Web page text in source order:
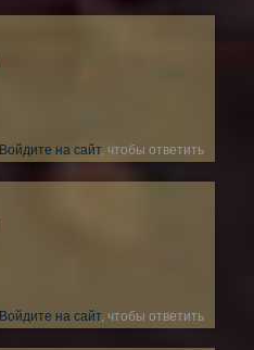
Войдите на сайт, чтобы ответить
Войдите на сайт, чтобы ответить